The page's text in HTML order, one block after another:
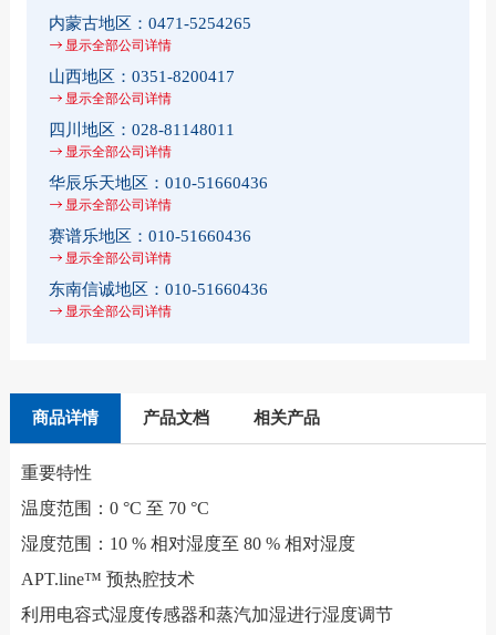
内蒙古地区： 0471-5254265
显示全部公司详情
山西地区： 0351-8200417
显示全部公司详情
四川地区： 028-81148011
显示全部公司详情
华辰乐天地区： 010-51660436
显示全部公司详情
赛谱乐地区： 010-51660436
显示全部公司详情
东南信诚地区： 010-51660436
显示全部公司详情
商品详情 产品文档 相关产品
重要特性
温度范围：0 °C 至 70 °C
湿度范围：10 % 相对湿度至 80 % 相对湿度
APT.line™ 预热腔技术
利用电容式湿度传感器和蒸汽加湿进行湿度调节